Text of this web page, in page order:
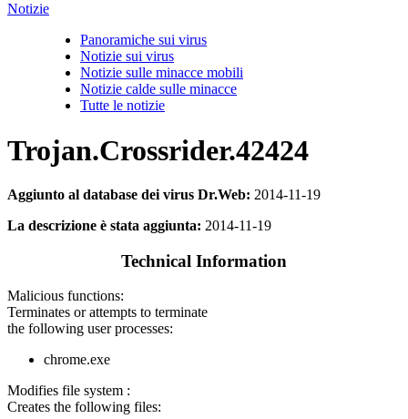
Notizie
Panoramiche sui virus
Notizie sui virus
Notizie sulle minacce mobili
Notizie calde sulle minacce
Tutte le notizie
Trojan.Crossrider.42424
Aggiunto al database dei virus Dr.Web: 2014-11-19
La descrizione è stata aggiunta: 2014-11-19
Technical Information
Malicious functions:
Terminates or attempts to terminate
the following user processes:
chrome.exe
Modifies file system :
Creates the following files: